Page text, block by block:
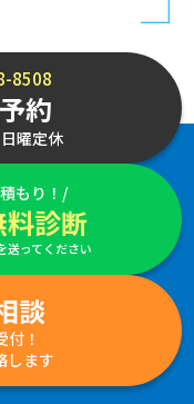
8508
約
曜定休
もり！/
料診断
送ってください
談
！
します